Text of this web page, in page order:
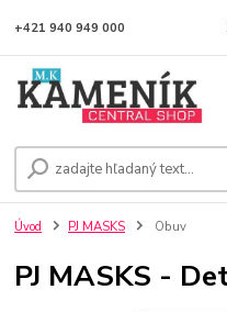
+421 940 949 000
Úvod PJ MASKS Obuv
PJ MASKS -